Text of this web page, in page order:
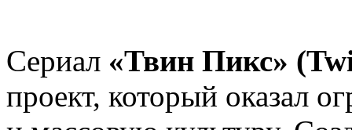
Сериал «Твин Пикс»
проект, который оказал